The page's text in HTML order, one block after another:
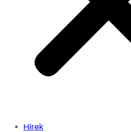
Hírek